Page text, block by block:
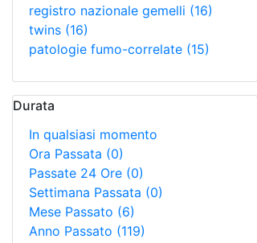
registro nazionale gemelli (16)
twins (16)
patologie fumo-correlate (15)
Durata
In qualsiasi momento
Ora Passata (0)
Passate 24 Ore (0)
Settimana Passata (0)
Mese Passato (6)
Anno Passato (119)